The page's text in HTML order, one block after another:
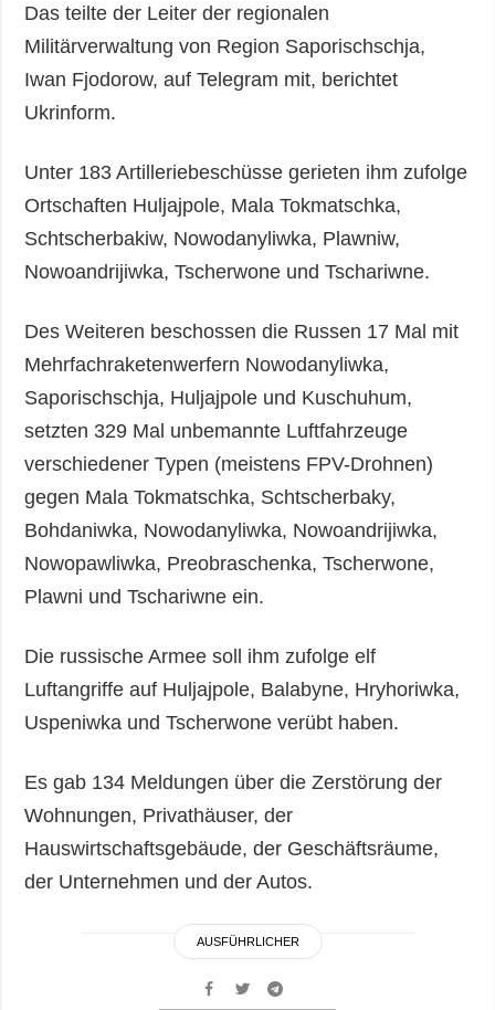
Das teilte der Leiter der regionalen
Militärverwaltung von Region Saporischschja,
Iwan Fjodorow, auf Telegram mit, berichtet
Ukrinform.
Unter 183 Artilleriebeschüsse gerieten ihm zufolge
Ortschaften Huljajpole, Mala Tokmatschka,
Schtscherbakiw, Nowodanyliwka, Plawniw,
Nowoandrijiwka, Tscherwone und Tschariwne.
Des Weiteren beschossen die Russen 17 Mal mit
Mehrfachraketenwerfern Nowodanyliwka,
Saporischschja, Huljajpole und Kuschuhum,
setzten 329 Mal unbemannte Luftfahrzeuge
verschiedener Typen (meistens FPV-Drohnen)
gegen Mala Tokmatschka, Schtscherbaky,
Bohdaniwka, Nowodanyliwka, Nowoandrijiwka,
Nowopawliwka, Preobraschenka, Tscherwone,
Plawni und Tschariwne ein.
Die russische Armee soll ihm zufolge elf
Luftangriffe auf Huljajpole, Balabyne, Hryhoriwka,
Uspeniwka und Tscherwone verübt haben.
Es gab 134 Meldungen über die Zerstörung der
Wohnungen, Privathäuser, der
Hauswirtschaftsgebäude, der Geschäftsräume,
der Unternehmen und der Autos.
AUSFÜHRLICHER